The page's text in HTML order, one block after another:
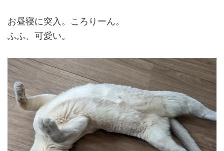
お昼寝に突入。ころりーん。
ふふ、可愛い。